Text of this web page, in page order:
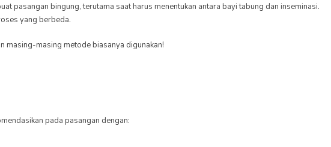
pasangan bingung, terutama saat harus menentukan antara bayi tabung dan inseminasi.
yang berbeda.
masing-masing metode biasanya digunakan!
pada pasangan dengan: